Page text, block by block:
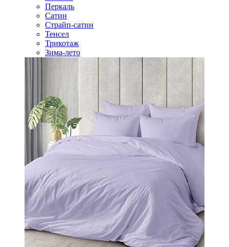
Перкаль
Сатин
Страйп-сатин
Тенсел
Трикотаж
Зима-лето